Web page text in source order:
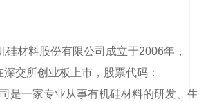
硅材料股份有限公司成立于2006年，
交所创业板上市，股票代码：
是一家专业从事有机硅材料的研发、生